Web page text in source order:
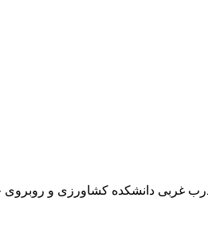
غربی دانشکده کشاورزی و روبروی